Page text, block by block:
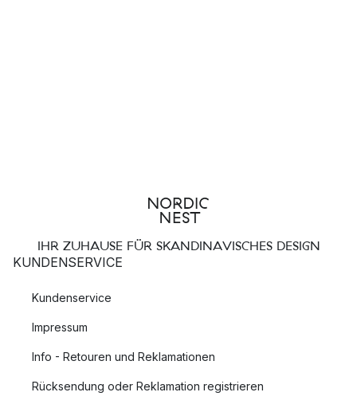
IHR ZUHAUSE FÜR SKANDINAVISCHES DESIGN
KUNDENSERVICE
Kundenservice
Impressum
Info - Retouren und Reklamationen
Rücksendung oder Reklamation registrieren